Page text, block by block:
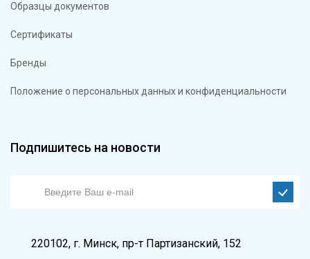
Образцы документов
Сертификаты
Бренды
Положение о персональных данных и конфиденциальности
Подпишитесь на новости
220102, г. Минск, пр-т Партизанский, 152